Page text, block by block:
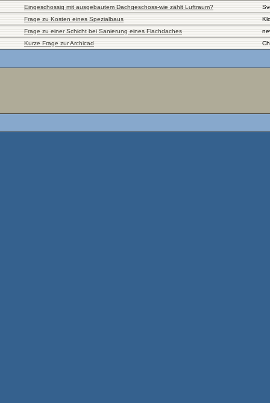
Eingeschossig mit ausgebautem Dachgeschoss-wie zählt Luftraum?
Frage zu Kosten eines Spezialbaus
Frage zu einer Schicht bei Sanierung eines Flachdaches
Kurze Frage zur Archicad